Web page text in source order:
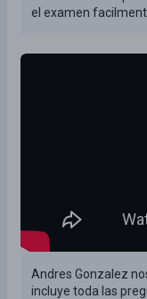
el examen
Andres Gonzalez
incluye toda las